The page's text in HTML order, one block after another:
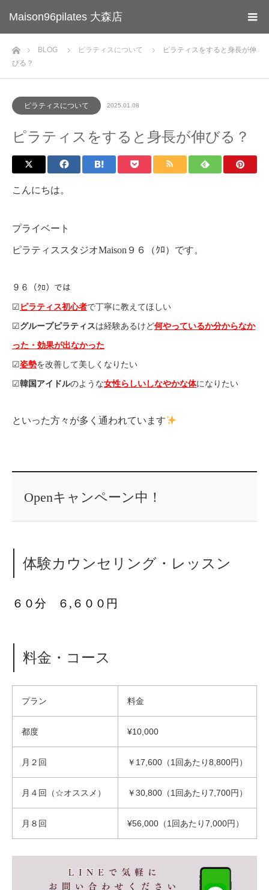
Maison96pilates 大森店
ホームBLOG ピラティスについて
ピラティスをすると身長が伸
びる？
ピラティスについて 2025.01.08
ピラティスをすると身長が伸びる？
こんにちは。
プライベート
ピラティススタジオMaison９６（ｸﾛ）です。
９６（ｸﾛ）では
☑︎ピラティス初心者で丁寧に教えてほしい
☑︎グループピラティスは経験あるけど何やっているか分からなか
った・効果が出なかった
☑︎姿勢を改善して美しくなりたい
☑︎韓国アイドルのような女性らしいしなやかな体になりたい
といった方々が多く通われています
Openキャンペーン中！
体験カウンセリング・レッスン
６０分 ６,６００円
料金・コース
プラン 料金
都度 ¥10,000
月２回 ￥17,600（1回あたり8,800円）
月４回（☆オススメ） ￥30,800（1回あたり7,700円）
月８回 ¥56,000（1回あたり7,000円）